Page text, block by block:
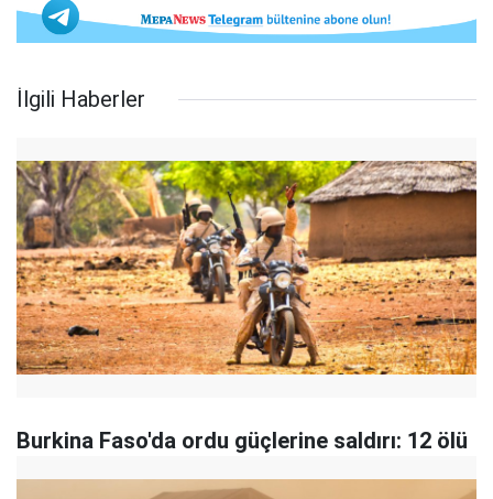
İlgili Haberler
Burkina Faso'da ordu güçlerine saldırı: 12 ölü